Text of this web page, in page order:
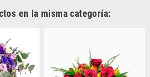
en la misma categoría: